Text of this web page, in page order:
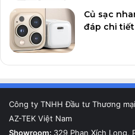
Củ sạc
đáp chi tiết
Công ty TNHH Đầu tư Thương
AZ-TEK Việt Nam
Showroom: 329 Phan Xích Long,